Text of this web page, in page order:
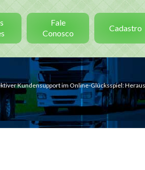
Fale
Conosco
Cadastro
Kundensupport im Online-Glücksspiel: